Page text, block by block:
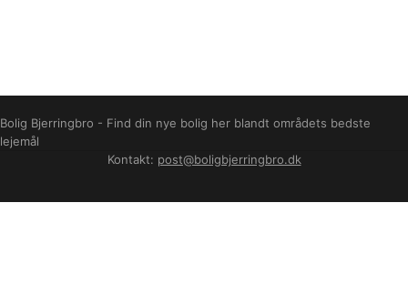
Bolig Bjerringbro - Find din nye bolig her blandt områdets bedste
lejemål
Kontakt: post@boligbjerringbro.dk